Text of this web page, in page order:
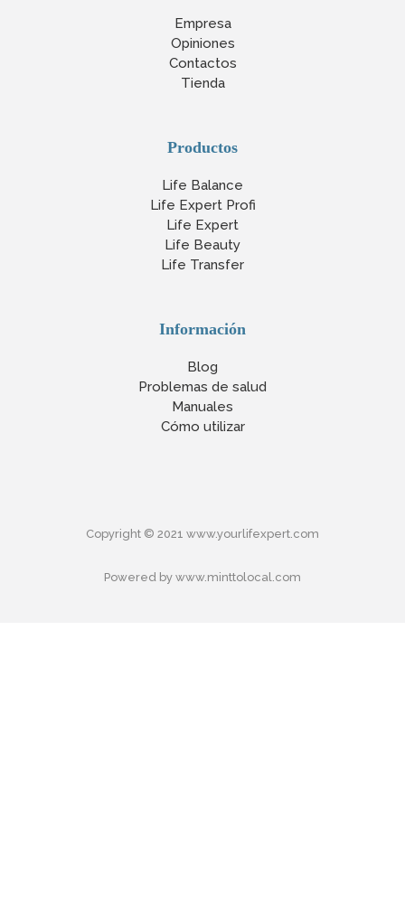
Empresa
Opiniones
Contactos
Tienda
Productos
Life Balance
Life Expert Profi
Life Expert
Life Beauty
Life Transfer
Información
Blog
Problemas de salud
Manuales
Cómo utilizar
Copyright © 2021 www.yourlifexpert.com
Powered by www.minttolocal.com